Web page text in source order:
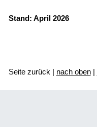
Stand: April 2026
Seite zurück | nach oben|